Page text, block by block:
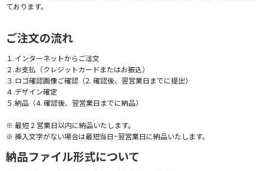
ております。
ご注文の流れ
１.インターネットからご注文
２.お支払（クレジットカードまたはお振込）
３.ロゴ確認画像ご確認（2. 確認後、翌営業日までに提出）
４.デザイン確定
５.納品（4. 確認後、翌営業日までに納品）
※ 最短 2 営業日以内に納品いたします。
※ 挿入文字がない場合は最短当日~翌営業日に納品いたします。
納品ファイル形式について